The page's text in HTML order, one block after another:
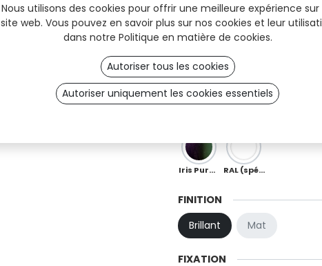
Moka Chocolate Copper
Red Orange
Iris Purple-Green (spécial) RAL (spécial)
FINITION
Brillant
Mat
FIXATION
Nous utilisons des cookies pour offrir une meilleure expérience sur
site web. Vous pouvez en savoir plus sur nos cookies et leur
dans notre Politique en matière de cookies.
Autoriser tous les cookies
Autoriser uniquement les cookies essentiels